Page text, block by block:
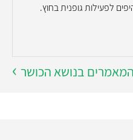
לפעילות גופנית בחוץ.
בנושא הכושר